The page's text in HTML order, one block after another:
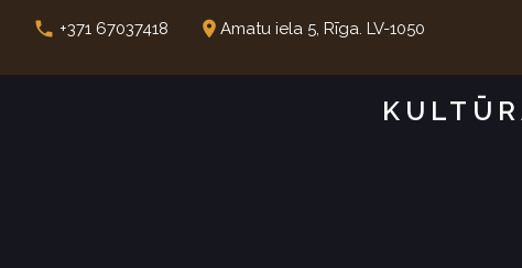
call +371 67037418 place Amatu iela 5, Rīga. LV-1050